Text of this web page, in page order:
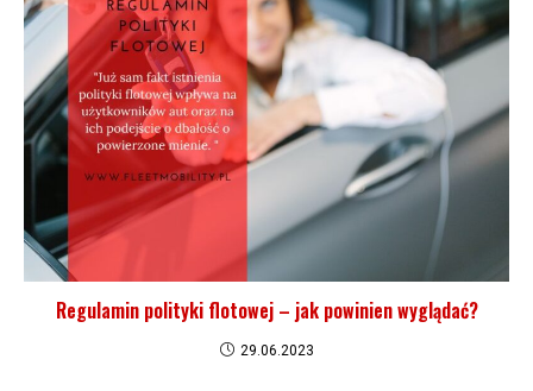
Regulamin polityki flotowej – jak powinien wyglądać?
29.06.2023